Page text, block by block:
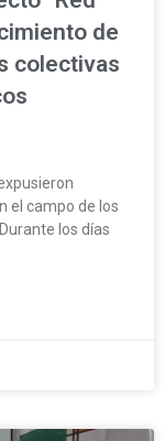
de
colectivas
el campo de los
los días